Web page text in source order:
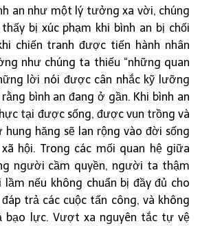
an như một lý tưởng xa vời, chúng
bị xúc phạm khi bình an bị chối
chiến tranh được tiến hành nhân
như chúng ta thiếu “những quan
lời nói được cân nhắc kỹ lưỡng
bình an đang ở gần. Khi bình an
tại được sống, được vun trồng và
hăng sẽ lan rộng vào đời sống
hội. Trong các mối quan hệ giữa
người cầm quyền, người ta thậm
nếu không chuẩn bị đầy đủ cho
trả các cuộc tấn công, và không
bạo lực. Vượt xa nguyên tắc tự vệ